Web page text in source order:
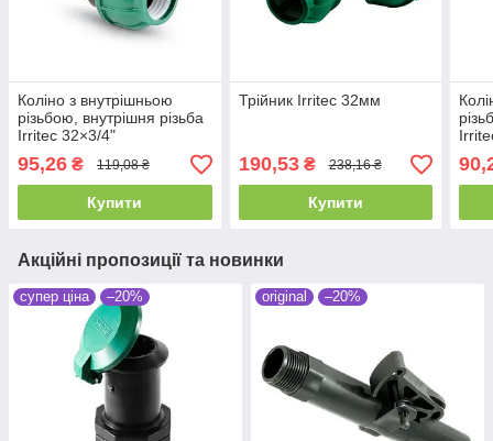
Коліно з внутрішньою
різьбою, внутрішня різьба
Irritec 32×3/4"
95,26 ₴ 119,08 ₴
Купити
Трійник Irritec 32мм
190,53₴ 238,16 ₴
Купити
Акційні пропозиції та новинки
супер ціна –20% original –20%